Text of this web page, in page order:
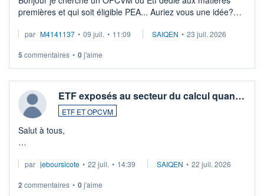
premières et qui soit éligible PEA... Auriez vous une idée?
par M4141137 • 09 juil. • 11:09 SAIQEN • 23 juil. 2026
5 commentaires • 0j'aime
ETF exposés au secteur du calcul quan…
ETF ET OPCVM
Salut à tous,
via un ETF plutôt que des actions individuelles.
Idéalement, je voudrais qu'il soit éligible au PEA.
par jeboursicote • 22 juil. • 14:39 SAIQEN • 22 juil. 2026
2 commentaires • 0j'aime